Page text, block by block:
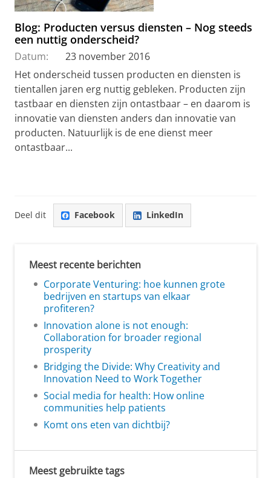
Blog: Producten versus diensten – Nog steeds
een nuttig onderscheid?
Datum:
23 november 2016
Het onderscheid tussen producten en diensten is
tientallen jaren erg nuttig gebleken. Producten zijn
tastbaar en diensten zijn ontastbaar – en daarom is
innovatie van diensten anders dan innovatie van
producten. Natuurlijk is de ene dienst meer
ontastbaar...
Deel dit Facebook LinkedIn
Meest recente berichten
Corporate Venturing: hoe kunnen grote
bedrijven en startups van elkaar
profiteren?
Innovation alone is not enough:
Collaboration for broader regional
prosperity
Bridging the Divide: Why Creativity and
Innovation Need to Work Together
Social media for health: How online
communities help patients
Komt ons eten van dichtbij?
Meest gebruikte tags